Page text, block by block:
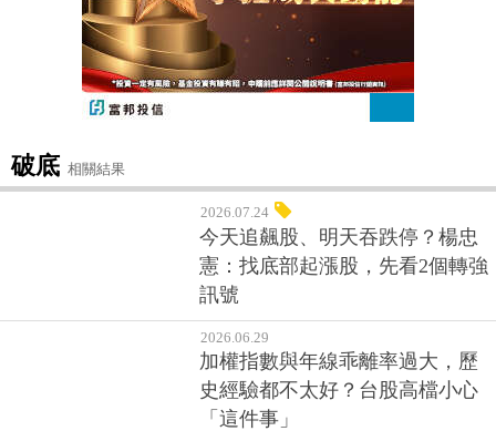
破底 相關結果
2026.07.24
今天追飆股、明天吞跌停？楊忠
憲：找底部起漲股，先看2個轉強
訊號
2026.06.29
加權指數與年線乖離率過大，歷
史經驗都不太好？台股高檔小心
「這件事」